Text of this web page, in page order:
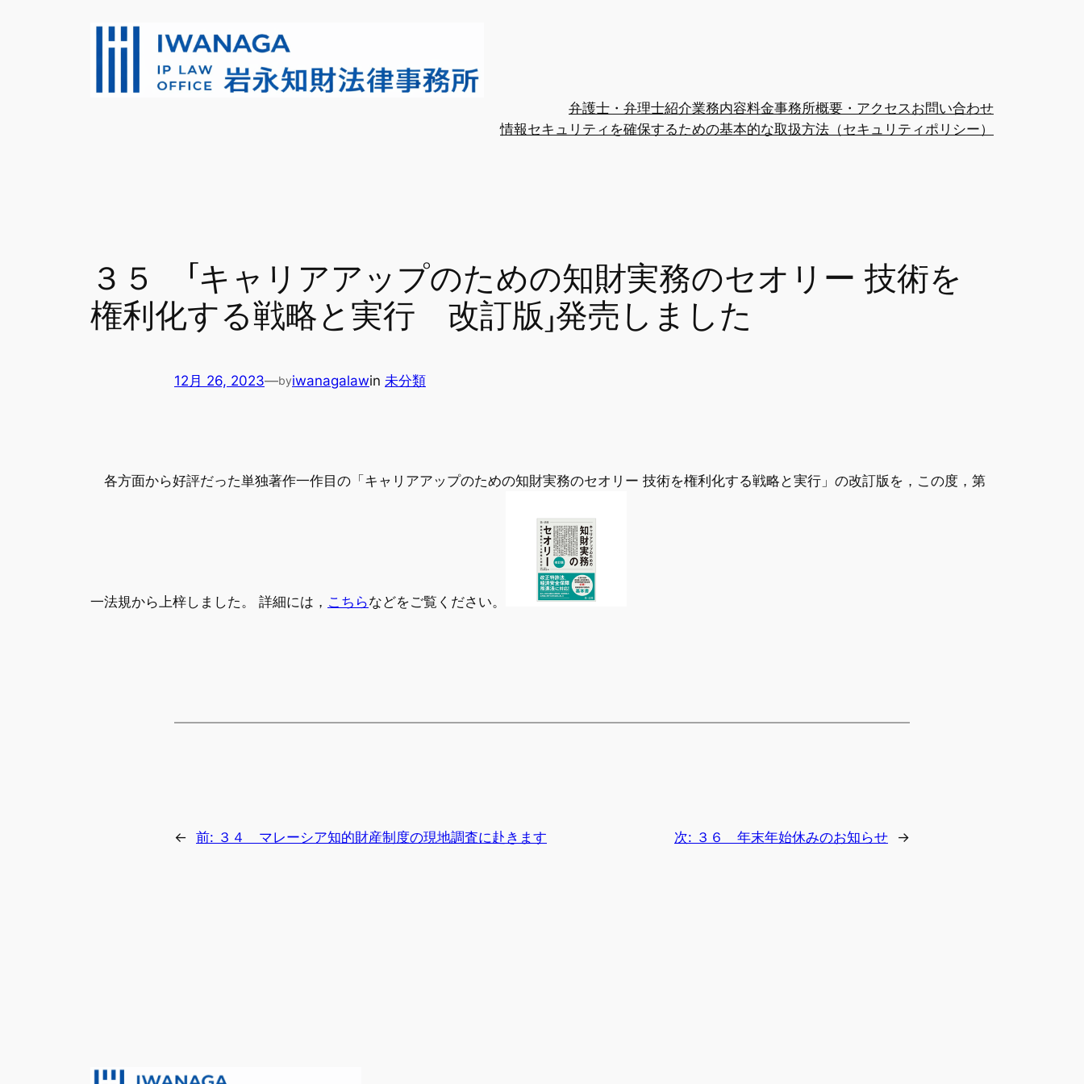
弁護士・弁理士紹介業務内容料金事務所概要・アクセス お問い合わせ
情報セキュリティを確保するための基本的な取扱方法（セキュリティポリシー）
３５ 「キャリアアップのための知財実務のセオリー 技術を
権利化する戦略と実行 改訂版」発売しました
12月 26, 2023—byiwanagalawin 未分類
各方面から好評だった単独著作一作目の「キャリアアップのための知財実務のセオリー 技術を権利化する戦略と実行」の改訂版を，この度，第
一法規から上梓しました。 詳細には， こちらなどをご覧ください。
← 前: ３４ マレーシア知的財産制度の現地調査に赴きます 次: ３６ 年末年始休みのお知らせ →